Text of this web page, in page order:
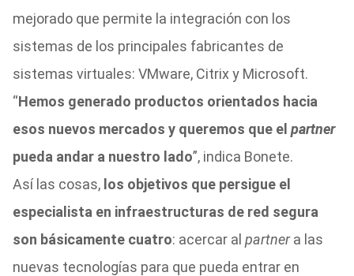
mejorado que permite la integración con los
sistemas de los principales fabricantes de
sistemas virtuales: VMware, Citrix y Microsoft.
“Hemos generado productos orientados hacia
esos nuevos mercados y queremos que el partner
pueda andar a nuestro lado”, indica Bonete.
Así las cosas, los objetivos que persigue el
especialista en infraestructuras de red segura
son básicamente cuatro: acercar al partnera las
nuevas tecnologías para que pueda entrar en